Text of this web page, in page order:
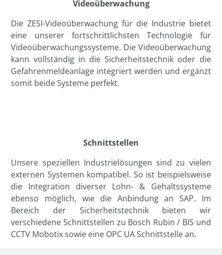
Videoüberwachung
Die ZESI-Videoüberwachung für die Industrie bietet
eine unserer fortschrittlichsten Technologie für
Videoüberwachungssysteme. Die Videoüberwachung
kann vollständig in die Sicherheitstechnik oder die
Gefahrenmeldeanlage integriert werden und ergänzt
somit beide Systeme perfekt.
Schnittstellen
Unsere speziellen Industrielösungen sind zu vielen
externen Systemen kompatibel. So ist beispielsweise
die Integration diverser Lohn- & Gehaltssysteme
ebenso möglich, wie die Anbindung an SAP. Im
Bereich der Sicherheitstechnik bieten wir
verschiedene Schnittstellen zu Bosch Rubin / BIS und
CCTV Mobotix sowie eine OPC UA Schnittstelle an.